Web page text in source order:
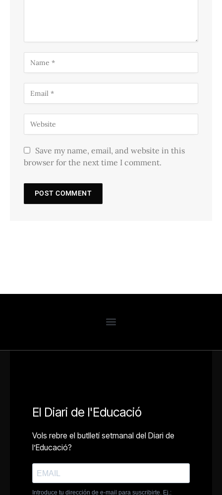
Save my name, email, and website in this
browser for the next time I comment.